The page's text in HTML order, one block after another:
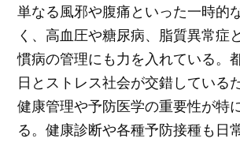
単なる風邪や腹痛といった一時的
く、高血圧や糖尿病、脂質異常症
慣病の管理にも力を入れている。
日とストレス社会が交錯している
健康管理や予防医学の重要性が特
る。健康診断や各種予防接種も日